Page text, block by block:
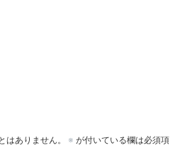
はありません。 ※ が付いている欄は必須項